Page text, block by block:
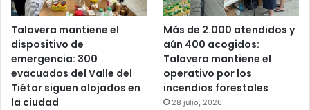
Talavera mantiene el
dispositivo de
emergencia: 300
evacuados del Valle del
Tiétar siguen alojados en
la ciudad
Más de 2.000 atendidos y
aún 400 acogidos:
Talavera mantiene el
operativo por los
incendios forestales
28 julio, 2026